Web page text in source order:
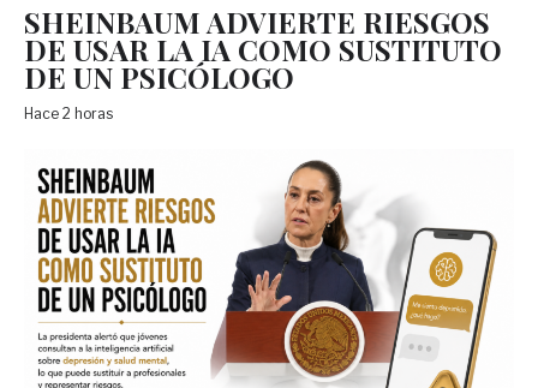
SHEINBAUM ADVIERTE RIESGOS
DE USAR LA IA COMO SUSTITUTO
DE UN PSICÓLOGO
Hace 2 horas